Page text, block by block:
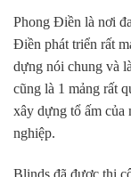
Phong Điền là nơi
Điền phát triển rất
dựng nói chung và
cũng là 1 mảng rất
xây dựng tổ ấm của
nghiệp.
Blinds đã được thi